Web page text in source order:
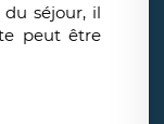
séjour, il
peut être